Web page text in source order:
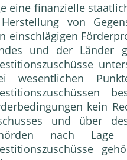
eine finanzielle
von
einschlägigen
und der Länder
wesentlichen
kein
und über
n nach Lage